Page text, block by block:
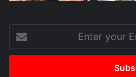
your
Email